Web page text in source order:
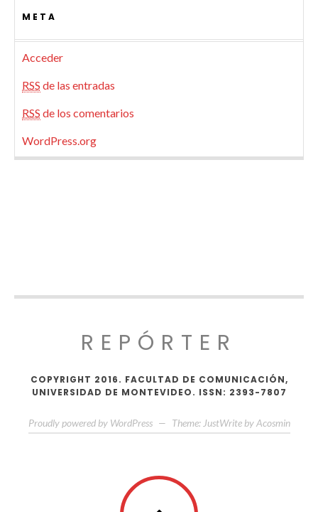
META
Acceder
RSS de las entradas
RSS de los comentarios
WordPress.org
REPÓRTER
COPYRIGHT 2016. FACULTAD DE COMUNICACIÓN,
UNIVERSIDAD DE MONTEVIDEO. ISSN: 2393-7807
Proudly powered by WordPress — Theme: JustWrite by Acosmin